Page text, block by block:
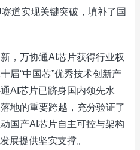
道实现关键突破，填补了国
，万协通AI芯片获得行业权
届“中国芯”优秀技术创新产
AI芯片已跻身国内领先水
地的重要跨越，充分验证了
国产AI芯片自主可控与架构
展提供坚实支撑。